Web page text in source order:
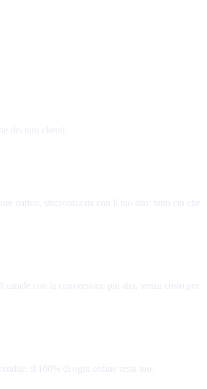
dei tuoi clienti.
nativo, sincronizzata con il tuo sito: tutto cio che
con la conversione piu alta, senza costo per
il 100% di ogni ordine resta tuo.